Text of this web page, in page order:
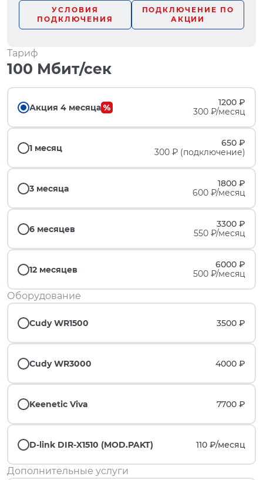
УСЛОВИЯ
ПОДКЛЮЧЕНИЯ
ПОДКЛЮЧЕНИЕ ПО
АКЦИИ
Тариф
100 Мбит/сек
Акция 4 месяца
1200 ₽
300 ₽/месяц
1 месяц
650 ₽
300 ₽ (подключение)
3 месяца
1800 ₽
600 ₽/месяц
6 месяцев
3300 ₽
550 ₽/месяц
12 месяцев
6000 ₽
500 ₽/месяц
Оборудование
Cudy WR1500 3500 ₽
Cudy WR3000 4000 ₽
Keenetic Viva 7700 ₽
D-link DIR-X1510 (MOD.PAKT) 110 ₽/месяц
Дополнительные услуги